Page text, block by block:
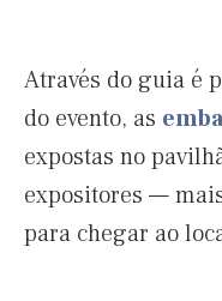
Através do guia é
do evento, as
expostas no
expositores —
para chegar ao